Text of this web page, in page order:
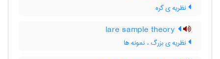
نظریه ی گره
نظریه ی بزرگ ، نمونه ها